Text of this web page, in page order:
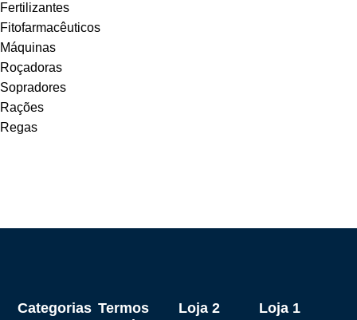
Fertilizantes
Fitofarmacêuticos
Máquinas
Roçadoras
Sopradores
Rações
Regas
Loja 1
Loja 2
Termos
Categorias